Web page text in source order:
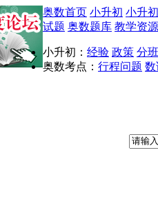
奥数首页 小升初 小升
试题 奥数题库 教学资源
小升初： 经验 政策 分
奥数考点： 行程问题 数